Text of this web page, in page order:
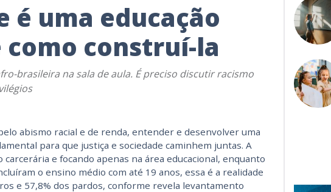
é uma educação
construí-la
brasileira na sala de aula. É preciso discutir racismo
abismo racial e de renda, entender e desenvolver uma
para que justiça e sociedade caminhem juntas. A
e focando apenas na área educacional, enquanto
o ensino médio com até 19 anos, essa é a realidade
e 57,8% dos pardos, conforme revela levantamento